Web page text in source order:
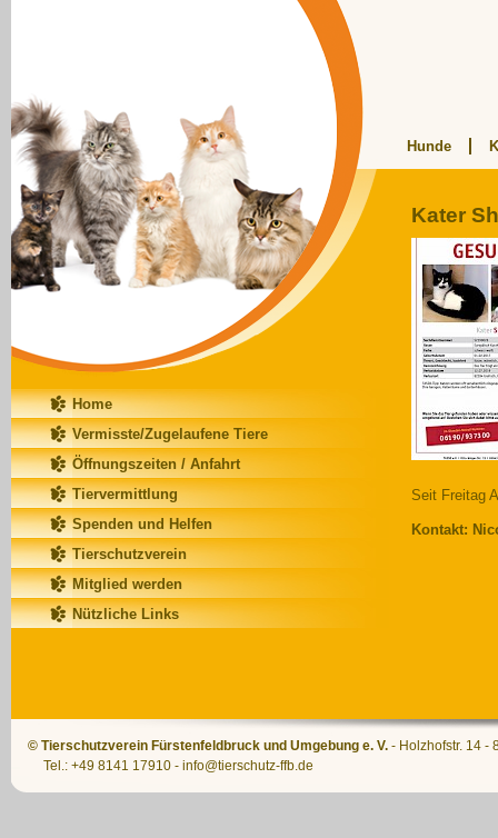
Hunde
Kater
Seit Freitag
Kontakt:
© Tierschutzverein Fürstenfeldbruck und Umgebung e. V. - Holzhofstr. 14 -
Tel.: +49 8141 17910 - info@tierschutz-ffb.de
Home
Vermisste/Zugelaufene Tiere
Öffnungszeiten / Anfahrt
Tiervermittlung
Spenden und Helfen
Tierschutzverein
Mitglied werden
Nützliche Links